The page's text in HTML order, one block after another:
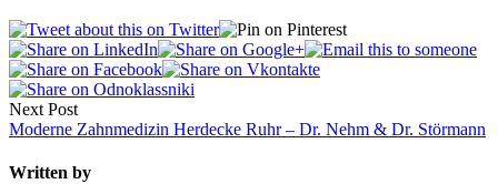
Next Post
Moderne Zahnmedizin Herdecke Ruhr – Dr. Nehm & Dr. Störmann
Written by